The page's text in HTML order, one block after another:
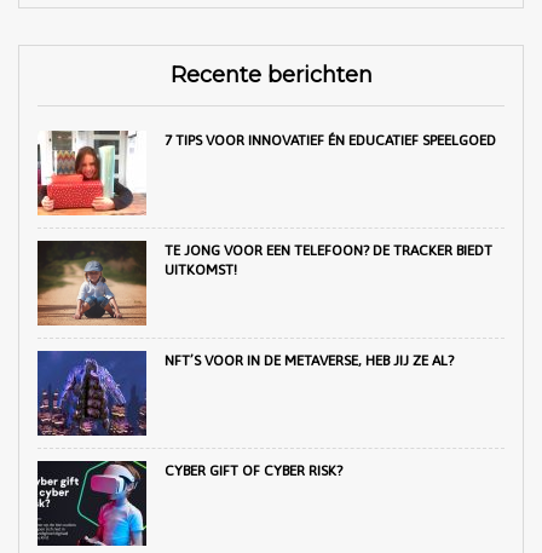
Recente berichten
7 TIPS VOOR INNOVATIEF ÉN EDUCATIEF SPEELGOED
TE JONG VOOR EEN TELEFOON? DE TRACKER BIEDT
UITKOMST!
NFT’S VOOR IN DE METAVERSE, HEB JIJ ZE AL?
CYBER GIFT OF CYBER RISK?